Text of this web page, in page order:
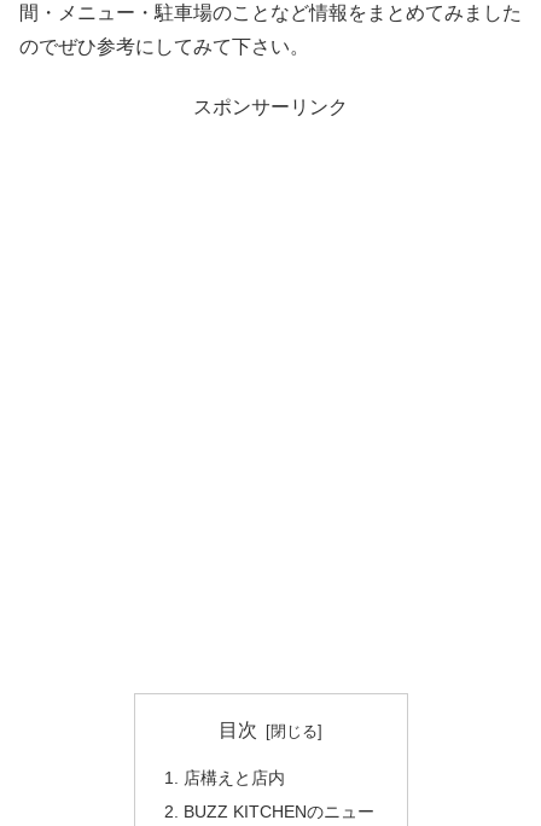
間・メニュー・駐車場のことなど情報をまとめてみました
のでぜひ参考にしてみて下さい。
スポンサーリンク
目次
店構えと店内
BUZZ KITCHENのニュー